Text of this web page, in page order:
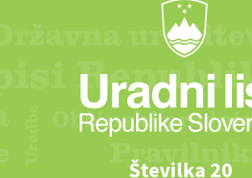
Številka 20